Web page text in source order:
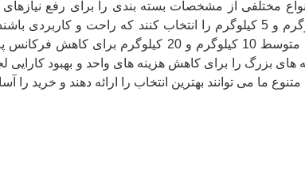
کیلوگرم و 5 کیلوگرم را انتخاب کنند که راحت و
های بزرگ را برای کاهش هزینه های واحد و بهبود کارایی
ما می توانند بهترین انتخاب را ارائه دهند و خرید را